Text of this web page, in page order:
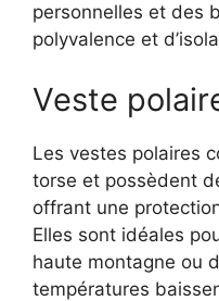
personnelles et des
polyvalence et
Veste
Les vestes polaires
torse et possèdent
offrant une
Elles sont idéales
haute montagne ou
températures